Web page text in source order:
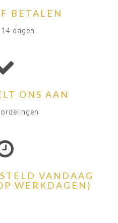
BETALEN
dagen
ONS AAN
VANDAAG
WERKDAGEN)